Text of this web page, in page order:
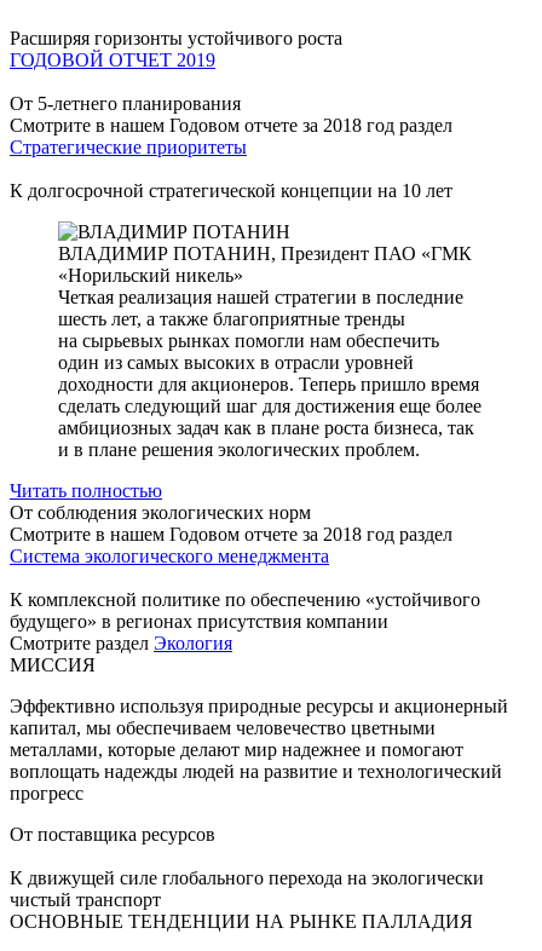
Расширяя горизонты устойчивого роста
ГОДОВОЙ ОТЧЕТ 2019
От 5-летнего планирования
Смотрите в нашем Годовом отчете за 2018 год раздел
Стратегические приоритеты
К долгосрочной стратегической концепции на 10 лет
ВЛАДИМИР ПОТАНИН, Президент ПАО «ГМК
«Норильский никель»
Четкая реализация нашей стратегии в последние
шесть лет, а также благоприятные тренды
на сырьевых рынках помогли нам обеспечить
один из самых высоких в отрасли уровней
доходности для акционеров. Теперь пришло время
сделать следующий шаг для достижения еще более
амбициозных задач как в плане роста бизнеса, так
и в плане решения экологических проблем.
Читать полностью
От соблюдения экологических норм
Смотрите в нашем Годовом отчете за 2018 год раздел
Система экологического менеджмента
К комплексной политике по обеспечению «устойчивого
будущего» в регионах присутствия компании
Смотрите раздел Экология
МИССИЯ
Эффективно используя природные ресурсы и акционерный
капитал, мы обеспечиваем человечество цветными
металлами, которые делают мир надежнее и помогают
воплощать надежды людей на развитие и технологический
прогресс
От поставщика ресурсов
К движущей силе глобального перехода на экологически
чистый транспорт
ОСНОВНЫЕ ТЕНДЕНЦИИ НА РЫНКЕ ПАЛЛАДИЯ